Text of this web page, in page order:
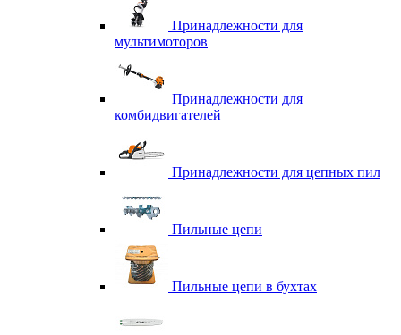
Принадлежности для
мультимоторов
Принадлежности для
комбидвигателей
Принадлежности для цепных пил
Пильные цепи
Пильные цепи в бухтах